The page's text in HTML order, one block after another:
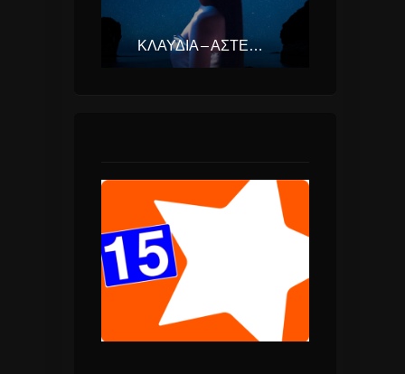
ΚΛΑΥΔΊΑ – ΑΣΤΕΡΟΜΆΤΑ (EUROVISION ΕΛΛΆΔΑ 2025)